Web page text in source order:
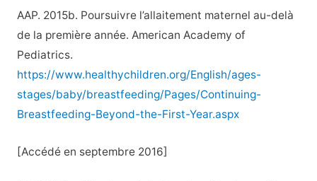
AAP. 2015b. Poursuivre l’allaitement maternel au-delà
de la première année. American Academy of
Pediatrics.
https://www.healthychildren.org/English/ages-
stages/baby/breastfeeding/Pages/Continuing-
Breastfeeding-Beyond-the-First-Year.aspx
[Accédé en septembre 2016]